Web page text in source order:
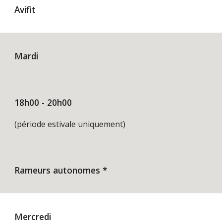
Avifit
Mardi
18h00 - 20h00
(période estivale uniquement)
Rameurs autonomes *
Mercredi